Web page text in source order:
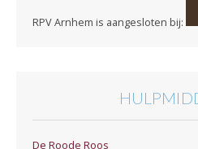
RPV Arnhem is aangesloten bij:
De Roode Roos